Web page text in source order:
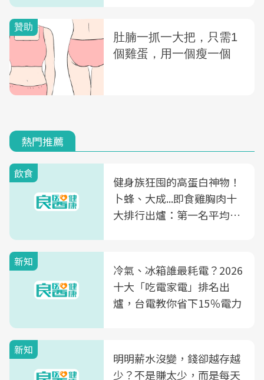
熱門推薦
飲食
健身族狂囤的高蛋白神物！
卜蜂、大成...即食雞胸肉十
大排行出爐：第一名平均一
新知
冷氣、冰箱誰最耗電？2026
十大「吃電家電」排名出
爐，台電教你省下15％電力
新知
明明薪水沒變，錢卻越存越
少？不是賺太少，而是每天